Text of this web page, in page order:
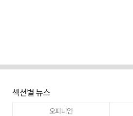
섹션별 뉴스
오피니언